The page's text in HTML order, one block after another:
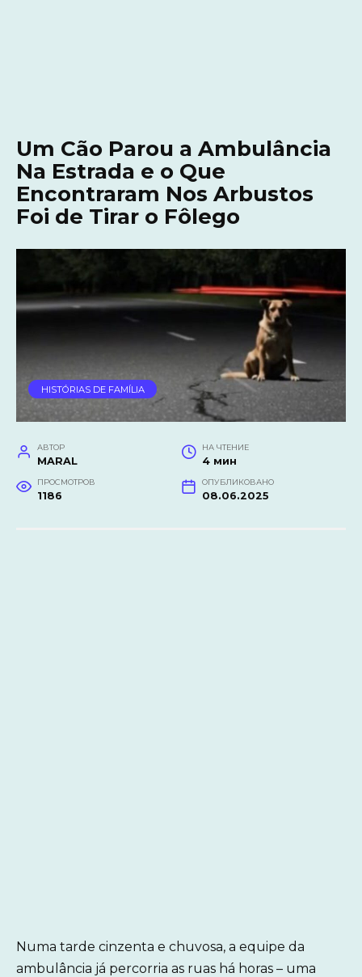
Um Cão Parou a Ambulância
Na Estrada e o Que
Encontraram Nos Arbustos
Foi de Tirar o Fôlego
HISTÓRIAS DE FAMÍLIA
АВТОР
MARAL
НА ЧТЕНИЕ
4 мин
ПРОСМОТРОВ
1186
ОПУБЛИКОВАНО
08.06.2025
Numa tarde cinzenta e chuvosa, a equipe da
ambulância já percorria as ruas há horas – uma